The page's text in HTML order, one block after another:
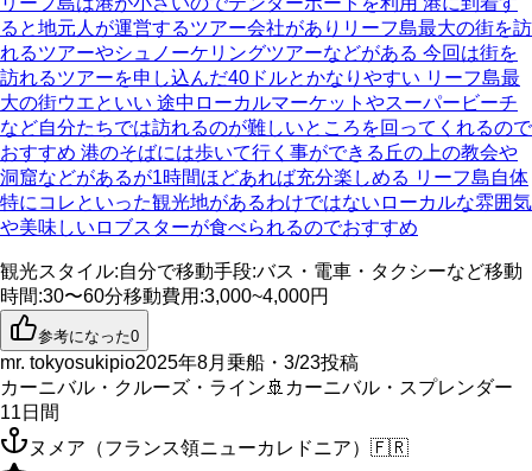
ると地元人が運営するツアー会社がありリーフ島最大の街を訪
れるツアーやシュノーケリングツアーなどがある 今回は街を
訪れるツアーを申し込んだ40ドルとかなりやすい リーフ島最
大の街ウエといい 途中ローカルマーケットやスーパービーチ
など自分たちでは訪れるのが難しいところを回ってくれるので
おすすめ 港のそばには歩いて行く事ができる丘の上の教会や
洞窟などがあるが1時間ほどあれば充分楽しめる リーフ島自体
特にコレといった観光地があるわけではないローカルな雰囲気
や美味しいロブスターが食べられるのでおすすめ
観光スタイル:自分で移動手段:バス・電車・タクシーなど移動
時間:30〜60分移動費用 :3,000~4,000円
参考になった0
mr. tokyosukipio2025年8月乗船・3/23投稿
カーニバル・クルーズ・ライン 🚢 カーニバル・スプレンダー
11 日間
ヌメア（フランス領ニューカレドニア） 🇫🇷